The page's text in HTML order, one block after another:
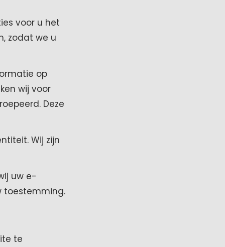
voor u het
zodat we u
op
wij voor
Deze
Wij zijn
uw e-
toestemming.
te